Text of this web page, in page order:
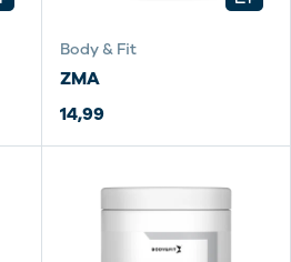
Body & Fit
ZMA
14,99